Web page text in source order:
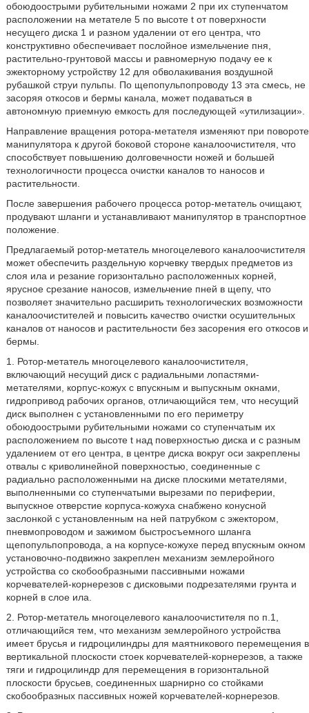
обоюдоострыми рубительными ножами 2 при их ступенчатом
расположении на метателе 5 по высоте t от поверхности
несущего диска 1 и разном удалении от его центра, что
конструктивно обеспечивает послойное измельчение пня,
растительно-грунтовой массы и равномерную подачу ее к
эжекторному устройству 12 для обволакивания воздушной
рубашкой струи пульпы. По щепопульпопроводу 13 эта смесь, не
засоряя откосов и бермы канала, может подаваться в
автономную приемную емкость для последующей «утилизации».
Направление вращения ротора-метателя изменяют при повороте
манипулятора к другой боковой стороне каналоочистителя, что
способствует повышению долговечности ножей и большей
технологичности процесса очистки каналов то наносов и
растительности.
После завершения рабочего процесса ротор-метатель очищают,
продувают шланги и устанавливают манипулятор в транспортное
положение.
Предлагаемый ротор-метатель многоцелевого каналоочистителя
может обеспечить раздельную корчевку твердых предметов из
слоя ила и резание горизонтально расположенных корней,
ярусное срезание наносов, измельчение пней в щепу, что
позволяет значительно расширить технологических возможности
каналоочистителей и повысить качество очистки осушительных
каналов от наносов и растительности без засорения его откосов и
бермы.
1. Ротор-метатель многоцелевого каналоочистителя,
включающий несущий диск с радиальными лопастями-
метателями, корпус-кожух с впускным и выпускным окнами,
гидропривод рабочих органов, отличающийся тем, что несущий
диск выполнен с установленными по его периметру
обоюдоострыми рубительными ножами со ступенчатым их
расположением по высоте t над поверхностью диска и с разным
удалением от его центра, в центре диска вокруг оси закреплены
отвалы с криволинейной поверхностью, соединенные с
радиально расположенными на диске плоскими метателями,
выполненными со ступенчатыми вырезами по периферии,
выпускное отверстие корпуса-кожуха снабжено конусной
заслонкой с установленным на ней патрубком с эжектором,
пневмопроводом и зажимом быстросъемного шланга
щепопульпопровода, а на корпусе-кожухе перед впускным окном
установочно-подвижно закреплен механизм землеройного
устройства со скобообразными пассивными ножами
корчевателей-корнерезов с дисковыми подрезателями грунта и
корней в слое ила.
2. Ротор-метатель многоцелевого каналоочистителя по п.1,
отличающийся тем, что механизм землеройного устройства
имеет брусья и гидроцилиндры для маятникового перемещения в
вертикальной плоскости стоек корчевателей-корнерезов, а также
тяги и гидроцилиндр для перемещения в горизонтальной
плоскости брусьев, соединенных шарнирно со стойками
скобообразных пассивных ножей корчевателей-корнерезов.